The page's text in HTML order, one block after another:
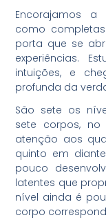
Encorajamos
como
porta que se
experiências.
intuições, e
profunda da
São sete os
sete corpos, no
atenção aos
quinto em
pouco
latentes que
nível ainda é
corpo